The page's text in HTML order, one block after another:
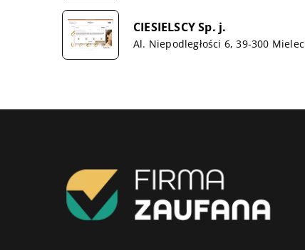
CIESIELSCY Sp. j.
Al. Niepodległości 6, 39-300 Mielec